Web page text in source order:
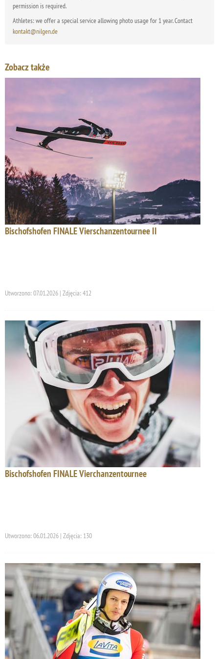
permission is required.
Athletes: we offer a special service allowing photo usage for 1 year. Contact
kontakt@nilgen.de
Zobacz także
Bischofshofen FINALE Vierschanzentournee II
Utworzono: 07.01.2026 | Zdjęcia: 412
Bischofshofen FINALE Vierchanzentournee
Utworzono: 06.01.2026 | Zdjęcia: 130